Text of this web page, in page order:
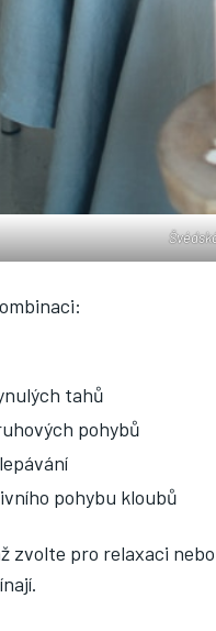
tahů
pohybů
pohybu kloubů
zvolte pro relaxaci